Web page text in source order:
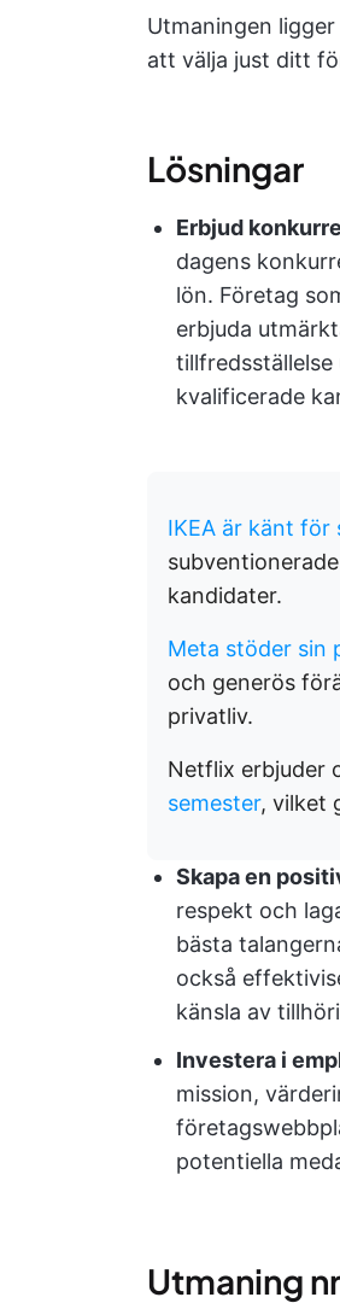
Utmaningen
att välja just ditt
Lösningar
Erbjud
dagens
lön. Företag
erbjuda
kvalificerade
IKEA är känt för
kandidater.
Meta stöder sin
och generös
privatliv.
Netflix erbjuder
semester, vilket
Skapa en
respekt och
bästa
också
känsla av
Investera i
mission,
potentiella
Utmaning